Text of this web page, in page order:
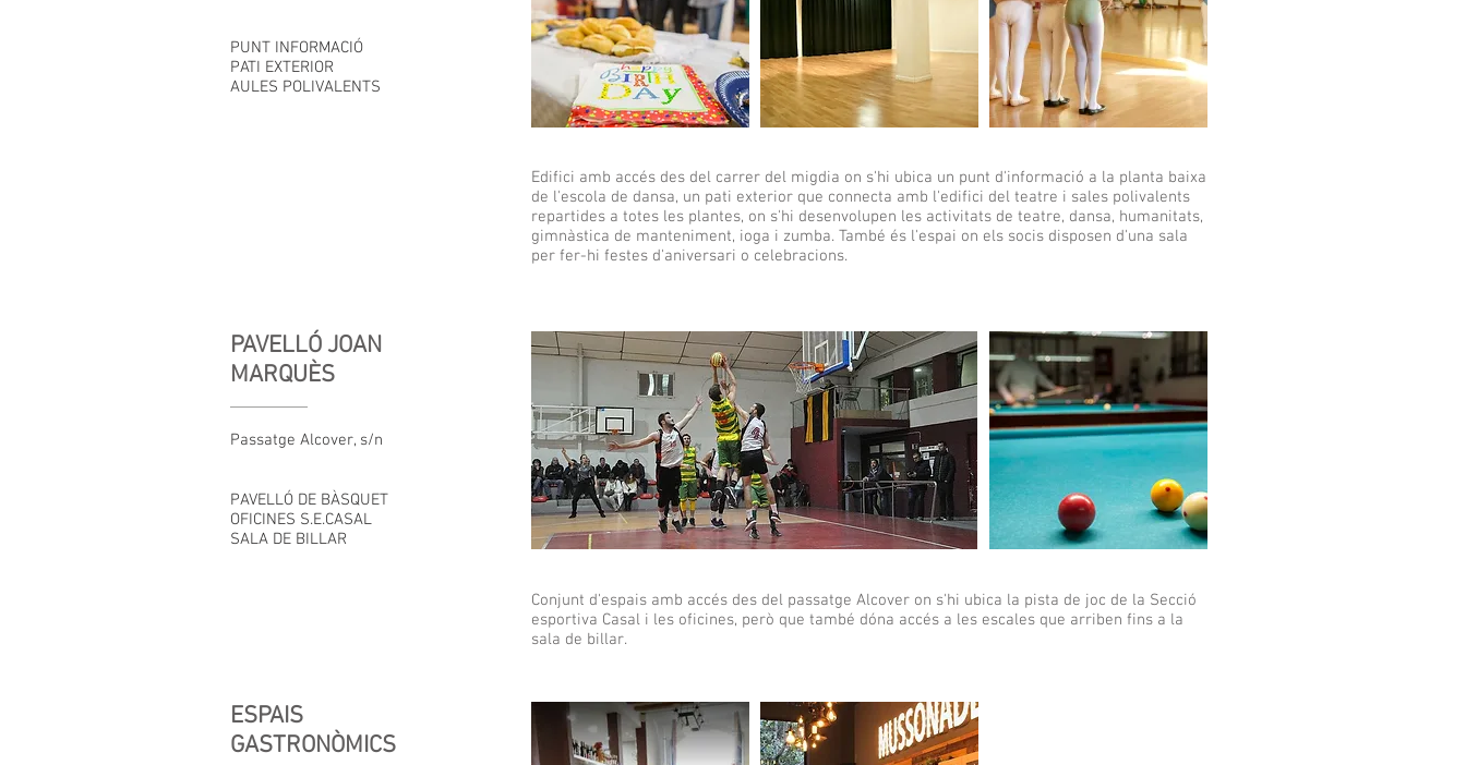
PUNT INFORMACIÓ
PATI EXTERIOR
AULES POLIVALENTS
Edifici amb accés des del carrer del migdia on s'hi ubica un punt d'informació a la planta baixa
de l'escola de dansa, un pati exterior que connecta amb l'edifici del teatre i sales polivalents
repartides a totes les plantes, on s'hi desenvolupen les activitats de teatre, dansa, humanitats,
gimnàstica de manteniment, ioga i zumba. També és l'espai on els socis disposen d'una sala
per fer-hi festes d'aniversari o celebracions.
PAVELLÓ JOAN
MARQUÈS
Passatge Alcover, s/n
PAVELLÓ DE BÀSQUET
OFICINES S.E.CASAL
SALA DE BILLAR
Conjunt d'espais amb accés des del passatge Alcover on s'hi ubica la pista de joc de la Secció
esportiva Casal i les oficines, però que també dóna accés a les escales que arriben fins a la
sala de billar.
ESPAIS
GASTRONÒMICS